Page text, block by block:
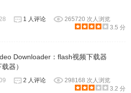
1 人评论
265720 次人浏览
3.5 分
Downloader：flash视频下载器
器）
2 人评论
298168 次人浏览
3.2 分